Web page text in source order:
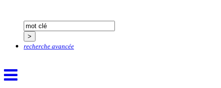
recherche avancée
Bazin Sylvain
Bellanger Marc
Belleville Régis